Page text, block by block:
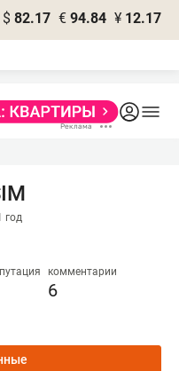
$ 82.17 € 94.84 ¥ 12.17
год
комментарии
6